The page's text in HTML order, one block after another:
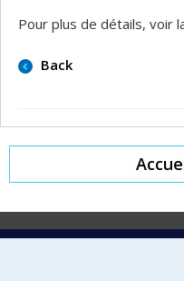
Pour plus de détails, voir
Back
Laboratoire